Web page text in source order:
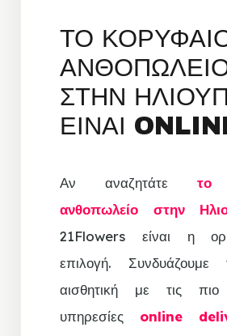
ΤΟ
ΣΤΗΝ
ΕΙΝΑΙ
Αν αναζητάτετο
ανθοπωλείο στην
21Flowers είναι η
επιλογή.
αισθητική με τις πιο
υπηρεσίες online